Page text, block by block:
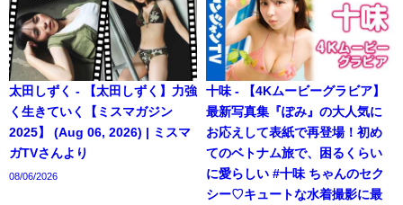
太田しずく - 【太田しずく】力強
く生きていく【ミスマガジン
2025】 (Aug 06, 2026) | ミスマ
ガTVさんより
08/06/2026
十味 - 【4Kムービーグラビア】
最新写真集『ぽみ』の大人気に
お応えして表紙で再登場！初め
てのベトナム旅で、困るくらい
に愛らしい #十味 ちゃんのセク
シー♡キュートな水着撮影に最